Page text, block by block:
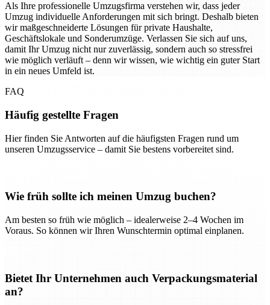
Als Ihre professionelle Umzugsfirma verstehen wir, dass jeder
Umzug individuelle Anforderungen mit sich bringt. Deshalb bieten
wir maßgeschneiderte Lösungen für private Haushalte,
Geschäftslokale und Sonderumzüge. Verlassen Sie sich auf uns,
damit Ihr Umzug nicht nur zuverlässig, sondern auch so stressfrei
wie möglich verläuft – denn wir wissen, wie wichtig ein guter Start
in ein neues Umfeld ist.
FAQ
Häufig gestellte Fragen
Hier finden Sie Antworten auf die häufigsten Fragen rund um
unseren Umzugsservice – damit Sie bestens vorbereitet sind.
Wie früh sollte ich meinen Umzug buchen?
Am besten so früh wie möglich – idealerweise 2–4 Wochen im
Voraus. So können wir Ihren Wunschtermin optimal einplanen.
Bietet Ihr Unternehmen auch Verpackungsmaterial
an?